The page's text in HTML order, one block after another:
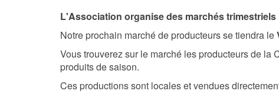
L'Association organise des marchés trimestriels
Notre prochain marché de producteurs se tiendra le
Vous trouverez sur le marché les producteurs de la
produits de saison.
Ces productions sont locales et vendues